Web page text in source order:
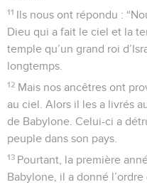
11 Ils nous ont répondu :
Dieu qui a fait le ciel et la
temple qu’un grand roi
longtemps.
12 Mais nos ancêtres ont
au ciel. Alors il les a livrés
de Babylone. Celui-ci a
peuple dans son pays.
13 Pourtant, la première
Babylone, il a donné